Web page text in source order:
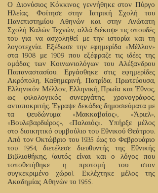
Ο Διονύσιος Κόκκινος γεννήθηκε στον Πύργο
Ηλείας. Φοίτησε στην Ιατρική Σχολή του
Πανεπιστημίου Αθηνών και στην Ανώτατη
Σχολή Καλών Τεχνών, αλλά διέκοψε τις σπουδές
του για να ασχοληθεί με την ιστορία και τη
λογοτεχνία. Εξέδωσε την εφημερίδα «Μέλλον»
στα 1908 με 1909 που εξέφραζε τις ιδέες της
ομάδας των Κοινωνιολόγων του Αλέξανδρου
Παπαναστασίου. Εργάσθηκε στις εφημερίδες
Ακρόπολη, Καθημερινή, Πατρίδα, Πρωτεύουσα,
Ελληνικόν Μέλλον, Ελληνική, Πρωΐα και Έθνος,
ως φιλολογικός συνεργάτης, χρονογράφος,
ανταποκριτής. Έγραψε δεκάδες δημοσιεύματα με
τα ψευδώνυμα «Μακκαβαίος», «Άριελ»,
«Βουλεβαρδιέρος», «Παλαιός». Υπήρξε μέλος
στο διοικητικό συμβούλιο του Εθνικού Θεάτρου.
Από τον Οκτώβριο του 1935 έως το Φεβρουάριο
του 1954, διετέλεσε διευθυντής της Εθνικής
Βιβλιοθήκης, (αυτός είναι και ο λόγος που
τοποθετήθηκε η προτομή του στον
συγκεκριμένο χώρο). Εκλέχτηκε μέλος της
Ακαδημίας Αθηνών το 1955.